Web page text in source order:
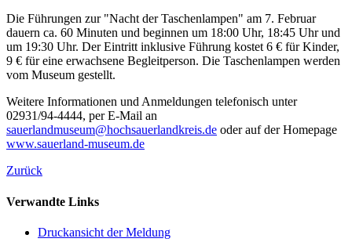
Die Führungen zur "Nacht der Taschenlampen" am 7. Februar
dauern ca. 60 Minuten und beginnen um 18:00 Uhr, 18:45 Uhr und
um 19:30 Uhr. Der Eintritt inklusive Führung kostet 6 € für Kinder,
9 € für eine erwachsene Begleitperson. Die Taschenlampen werden
vom Museum gestellt.
Weitere Informationen und Anmeldungen telefonisch unter
02931/94-4444, per E-Mail an
sauerlandmuseum@hochsauerlandkreis.de oder auf der Homepage
www.sauerland-museum.de
Zurück
Verwandte Links
Druckansicht der Meldung